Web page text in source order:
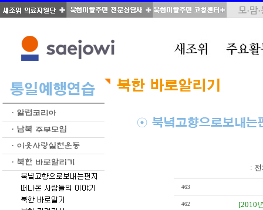
:
463
462 [2010